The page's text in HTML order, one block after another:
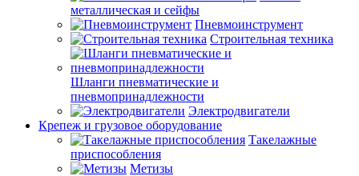
металлическая и сейфы
Пневмоинструмент
Строительная техника
Шланги пневматические и
пневмопринадлежности
Электродвигатели
Крепеж и грузовое оборудование
Такелажные
приспособления
Метизы